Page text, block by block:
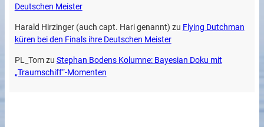
Deutschen Meister
Harald Hirzinger (auch capt. Hari genannt) zu Flying Dutchman
küren bei den Finals ihre Deutschen Meister
PL_Tomzu Stephan Bodens Kolumne: Bayesian Doku mit
„Traumschiff“-Momenten